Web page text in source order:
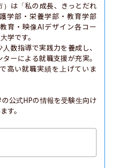
は「私の成長、きっとだれ
学部・栄養学部・教育学部
育・映像AIデザイン各コー
学です。
数指導で実践力を養成し、
ーによる就職支援が充実。
高い就職実績を上げていま
公式HPの情報を受験生向け
す。